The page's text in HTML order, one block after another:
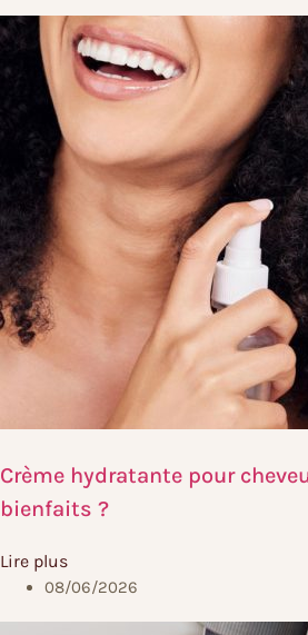
Crème hydratante pour
bienfaits ?
Lire plus
08/06/2026